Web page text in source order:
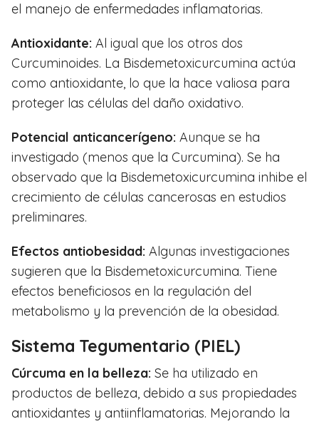
el manejo de enfermedades inflamatorias.
Antioxidante: Al igual que los otros dos
Curcuminoides. La Bisdemetoxicurcumina actúa
como antioxidante, lo que la hace valiosa para
proteger las células del daño oxidativo.
Potencial anticancerígeno: Aunque se ha
investigado (menos que la Curcumina). Se ha
observado que la Bisdemetoxicurcumina inhibe el
crecimiento de células cancerosas en estudios
preliminares.
Efectos antiobesidad: Algunas investigaciones
sugieren que la Bisdemetoxicurcumina. Tiene
efectos beneficiosos en la regulación del
metabolismo y la prevención de la obesidad.
Sistema Tegumentario (PIEL)
Cúrcuma en la belleza: Se ha utilizado en
productos de belleza, debido a sus propiedades
antioxidantes y antiinflamatorias. Mejorando la